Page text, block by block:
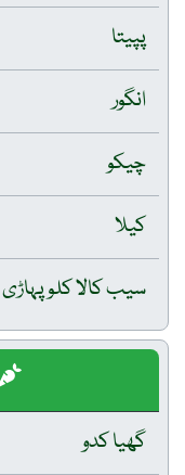
پپیتا
انگور
چیکو
کیلا
سیب کالا کلو پہاڑی
گھیا کدو